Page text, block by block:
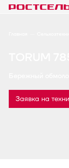
Заявка на